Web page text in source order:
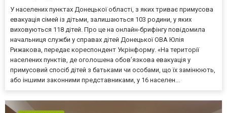
У населених пунктах Донецької області, з яких триває примусова
евакуація сімей із дітьми, залишаються 103 родини, у яких
виховуються 118 дітей. Про це на онлайн-брифінгу повідомила
начальниця служби у справах дітей Донецької ОВА Юлія
Рижакова, передає кореспондент Укрінформу. «На території
населених пунктів, де оголошена обов’язкова евакуація у
примусовий спосіб дітей з батьками чи особами, що їх замінюють,
або іншими законними представниками, у 16 населен...